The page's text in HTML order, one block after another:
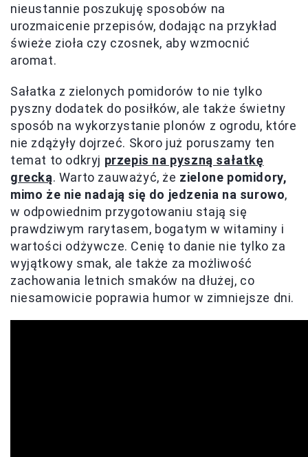
nieustannie poszukuję sposobów na
urozmaicenie przepisów, dodając na przykład
świeże zioła czy czosnek, aby wzmocnić
aromat.
Sałatka z zielonych pomidorów to nie tylko
pyszny dodatek do posiłków, ale także świetny
sposób na wykorzystanie plonów z ogrodu, które
nie zdążyły dojrzeć. Skoro już poruszamy ten
temat to odkryj przepis na pyszną sałatkę
grecką. Warto zauważyć, że zielone pomidory,
mimo że nie nadają się do jedzenia na surowo,
w odpowiednim przygotowaniu stają się
prawdziwym rarytasem, bogatym w witaminy i
wartości odżywcze. Cenię to danie nie tylko za
wyjątkowy smak, ale także za możliwość
zachowania letnich smaków na dłużej, co
niesamowicie poprawia humor w zimniejsze dni.